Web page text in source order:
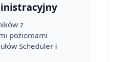
z
poziomami
Scheduler i